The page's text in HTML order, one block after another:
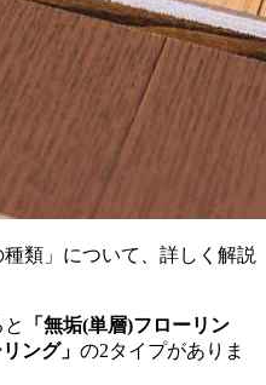
類」について、詳しく解説
「無垢(単層)フローリン
ング」 の2タイプがありま